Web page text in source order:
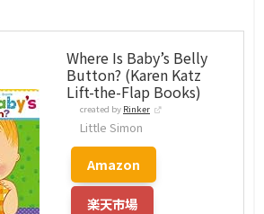
Where Is Baby’s Belly
Button? (Karen Katz
Lift-the-Flap Books)
created by Rinker
Little Simon
Amazon
楽天市場